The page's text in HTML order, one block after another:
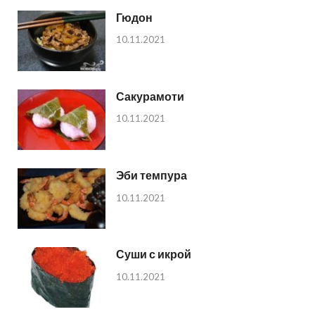
Гюдон
10.11.2021
Сакурамоти
10.11.2021
Эби темпура
10.11.2021
Суши с икрой
10.11.2021